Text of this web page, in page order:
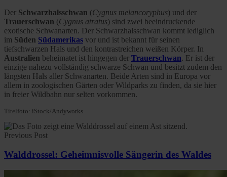
Der Schwarzhalsschwan (Cygnus melancoryphus) und der
Trauerschwan (Cygnus atratus) sind zwei beeindruckende
exotische Schwanarten. Der Schwarzhalsschwan kommt lediglich
im Süden Südamerikas vor und ist bekannt für seinen
tiefschwarzen Hals und den kontrastreichen weißen Körper. In
Australien beheimatet ist hingegen der Trauerschwan. Er ist der
einzige nahezu vollständig schwarze Schwan und besitzt zudem den
längsten Hals aller Schwanarten. Beide Arten sind in Europa vor
allem in zoologischen Gärten oder Wildparks zu finden, da sie hier
in freier Wildbahn nur selten vorkommen.
Titelfoto: iStock/Andyworks
Previous Post
Walddrossel: Geheimnisvolle Sängerin des Waldes